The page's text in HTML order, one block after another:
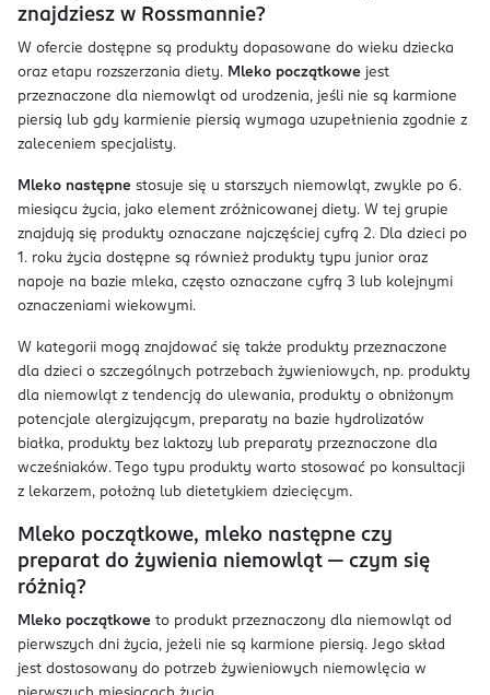
znajdziesz w Rossmannie?
W ofercie dostępne są produkty dopasowane do wieku dziecka
oraz etapu rozszerzania diety. Mleko początkowe jest
przeznaczone dla niemowląt od urodzenia, jeśli nie są karmione
piersią lub gdy karmienie piersią wymaga uzupełnienia zgodnie z
zaleceniem specjalisty.
Mleko następne stosuje się u starszych niemowląt, zwykle po 6.
miesiącu życia, jako element zróżnicowanej diety. W tej grupie
znajdują się produkty oznaczane najczęściej cyfrą 2. Dla dzieci po
1. roku życia dostępne są również produkty typu junior oraz
napoje na bazie mleka, często oznaczane cyfrą 3 lub kolejnymi
oznaczeniami wiekowymi.
W kategorii mogą znajdować się także produkty przeznaczone
dla dzieci o szczególnych potrzebach żywieniowych, np. produkty
dla niemowląt z tendencją do ulewania, produkty o obniżonym
potencjale alergizującym, preparaty na bazie hydrolizatów
białka, produkty bez laktozy lub preparaty przeznaczone dla
wcześniaków. Tego typu produkty warto stosować po konsultacji
z lekarzem, położną lub dietetykiem dziecięcym.
Mleko początkowe, mleko następne czy
preparat do żywienia niemowląt — czym się
różnią?
Mleko początkowe to produkt przeznaczony dla niemowląt od
pierwszych dni życia, jeżeli nie są karmione piersią. Jego skład
jest dostosowany do potrzeb żywieniowych niemowlęcia w